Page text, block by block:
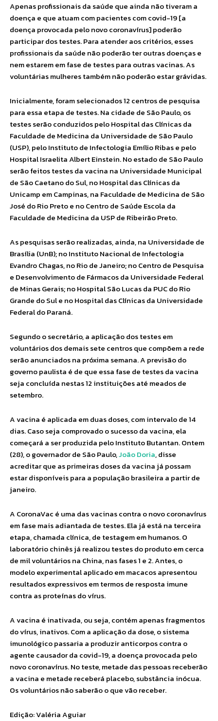
Apenas profissionais da saúde que ainda não tiveram a
doença e que atuam com pacientes com covid-19 [a
doença provocada pelo novo coronavírus] poderão
participar dos testes. Para atender aos critérios, esses
profissionais da saúde não poderão ter outras doenças e
nem estarem em fase de testes para outras vacinas. As
voluntárias mulheres também não poderão estar grávidas.
Inicialmente, foram selecionados 12 centros de pesquisa
para essa etapa de testes. Na cidade de São Paulo, os
testes serão conduzidos pelo Hospital das Clínicas da
Faculdade de Medicina da Universidade de São Paulo
(USP), pelo Instituto de Infectologia Emílio Ribas e pelo
Hospital Israelita Albert Einstein. No estado de São Paulo
serão feitos testes da vacina na Universidade Municipal
de São Caetano do Sul, no Hospital das Clínicas da
Unicamp em Campinas, na Faculdade de Medicina de São
José do Rio Preto e no Centro de Saúde Escola da
Faculdade de Medicina da USP de Ribeirão Preto.
As pesquisas serão realizadas, ainda, na Universidade de
Brasília (UnB); no Instituto Nacional de Infectologia
Evandro Chagas, no Rio de Janeiro; no Centro de Pesquisa
e Desenvolvimento de Fármacos da Universidade Federal
de Minas Gerais; no Hospital São Lucas da PUC do Rio
Grande do Sul e no Hospital das Clínicas da Universidade
Federal do Paraná.
Segundo o secretário, a aplicação dos testes em
voluntários dos demais sete centros que compõem a rede
serão anunciados na próxima semana. A previsão do
governo paulista é de que essa fase de testes da vacina
seja concluída nestas 12 instituições até meados de
setembro.
A vacina é aplicada em duas doses, com intervalo de 14
dias. Caso seja comprovado o sucesso da vacina, ela
começará a ser produzida pelo Instituto Butantan. Ontem
(28), o governador de São Paulo,João Doria, disse
acreditar que as primeiras doses da vacina já possam
estar disponíveis para a população brasileira a partir de
janeiro.
A CoronaVac é uma das vacinas contra o novo coronavírus
em fase mais adiantada de testes. Ela já está na terceira
etapa, chamada clínica, de testagem em humanos. O
laboratório chinês já realizou testes do produto em cerca
de mil voluntários na China, nas fases 1 e 2. Antes, o
modelo experimental aplicado em macacos apresentou
resultados expressivos em termos de resposta imune
contra as proteínas do vírus.
A vacina é inativada, ou seja, contém apenas fragmentos
do vírus, inativos. Com a aplicação da dose, o sistema
imunológico passaria a produzir anticorpos contra o
agente causador da covid-19, a doença provocada pelo
novo coronavírus. No teste, metade das pessoas receberão
a vacina e metade receberá placebo, substância inócua.
Os voluntários não saberão o que vão receber.
Edição: Valéria Aguiar